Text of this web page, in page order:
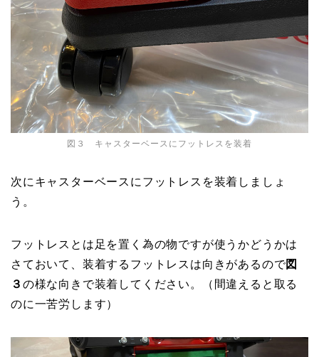
図３ キャスターベースにフットレスを装着
次にキャスターベースにフットレスを装着しましょ
う。
フットレスとは足を置く為の物ですが使うかどうかは
さておいて、装着するフットレスは向きがあるので図
３ の様な向きで装着してください。（間違えると取る
のに一苦労します）